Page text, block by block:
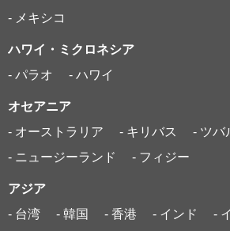
- メキシコ
ハワイ・ミクロネシア
- パラオ
- ハワイ
オセアニア
- オーストラリア
- キリバス - ツバ
- ニュージーランド
- フィジー
アジア
- 台湾
- 韓国 - 香港 - インド
-